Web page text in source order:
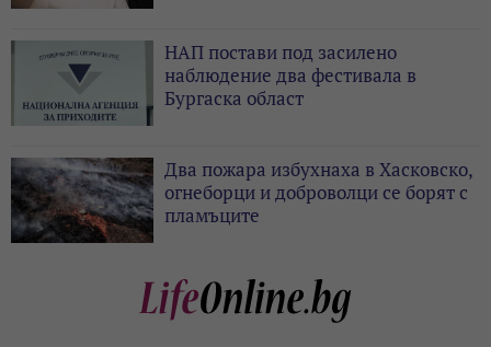
НАП постави под засилено
наблюдение два фестивала в
Бургаска област
Два пожара избухнаха в Хасковско,
огнеборци и доброволци се борят с
пламъците